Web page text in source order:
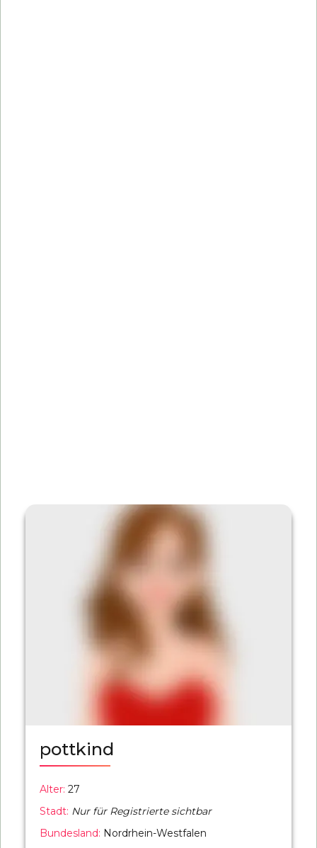
pottkind
Alter: 27
Stadt: Nur für Registrierte sichtbar
Bundesland: Nordrhein-Westfalen